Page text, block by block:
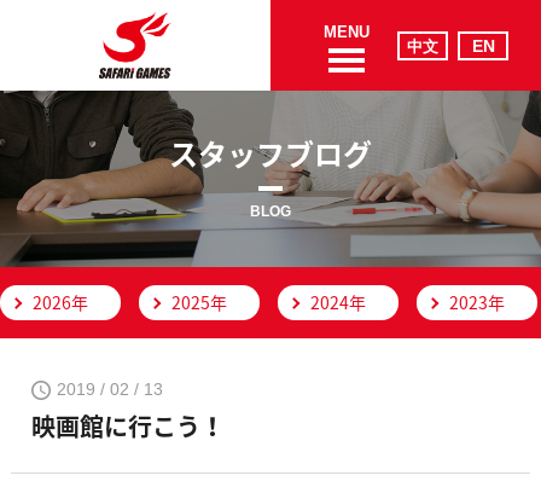
MENU
スタッフブログ
BLOG
2026年 2025年 2024年 2023年
2019 / 02 / 13
映画館に行こう！